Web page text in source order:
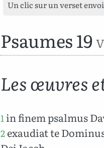
Un clic sur un verset
Psaumes 19
Les œuvres
1in finem psalmus
2exaudiat te